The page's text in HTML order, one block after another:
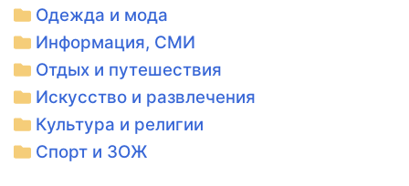
Одежда и мода
Информация, СМИ
Отдых и путешествия
Искусство и развлечения
Культура и религии
Спорт и ЗОЖ